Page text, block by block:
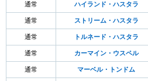
通常 ハイランド・ハスタラ
通常 ストリーム・ハスタラ
通常 トルネード・ハスタラ
通常 カーマイン・ウスペル
通常 マーベル・トンドム